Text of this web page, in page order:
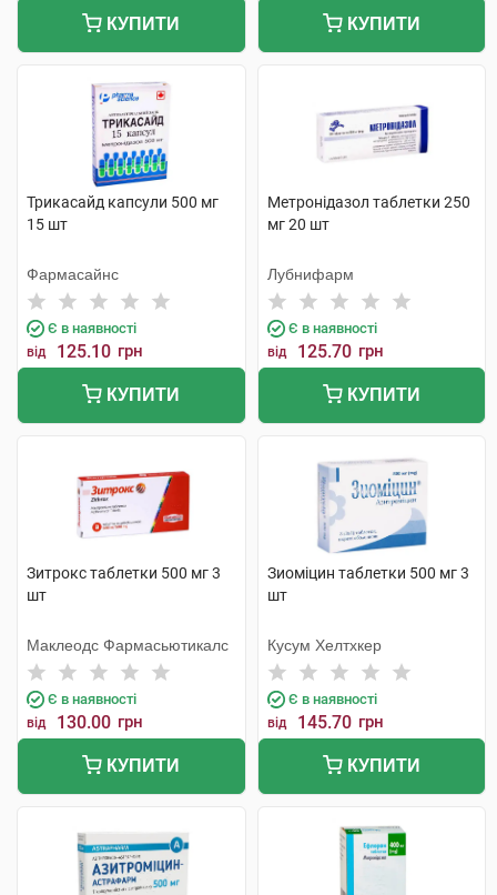
КУПИТИ КУПИТИ
Трикасайд капсули 500 мг
15 шт
Фармасайнс
Є в наявності
від 125.10 грн
КУПИТИ
Метронідазол таблетки 250
мг 20 шт
Лубнифарм
Є в наявності
від 125.70 грн
КУПИТИ
Зитрокс таблетки 500 мг 3
шт
Маклеодс Фармасьютикалс
Є в наявності
від 130.00 грн
КУПИТИ
Зиоміцин таблетки 500 мг 3
шт
Кусум Хелтхкер
Є в наявності
від 145.70 грн
КУПИТИ